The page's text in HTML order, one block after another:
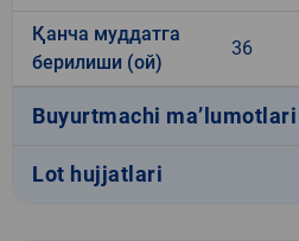
Қанча муддатга
берилиши (ой)
36
Buyurtmachi ma’lumotlari
Lot hujjatlari